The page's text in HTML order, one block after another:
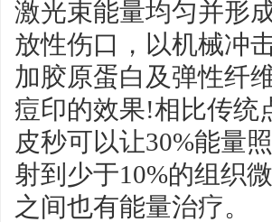
激光束能量均匀并形
放性伤口，以机械冲
加胶原蛋白及弹性纤
痘印的效果!相比传统
皮秒可以让30%能量
射到少于10%的组织
之间也有能量治疗。